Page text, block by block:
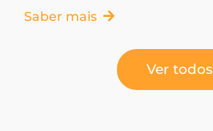
Saber mais
Ver todos